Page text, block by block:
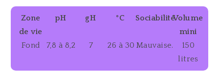
Zone
de vie
pH gH °C SociabilitéVolume
mini
Fond
7,8 à 8,2 7 26 à 30 Mauvaise.
150
litres